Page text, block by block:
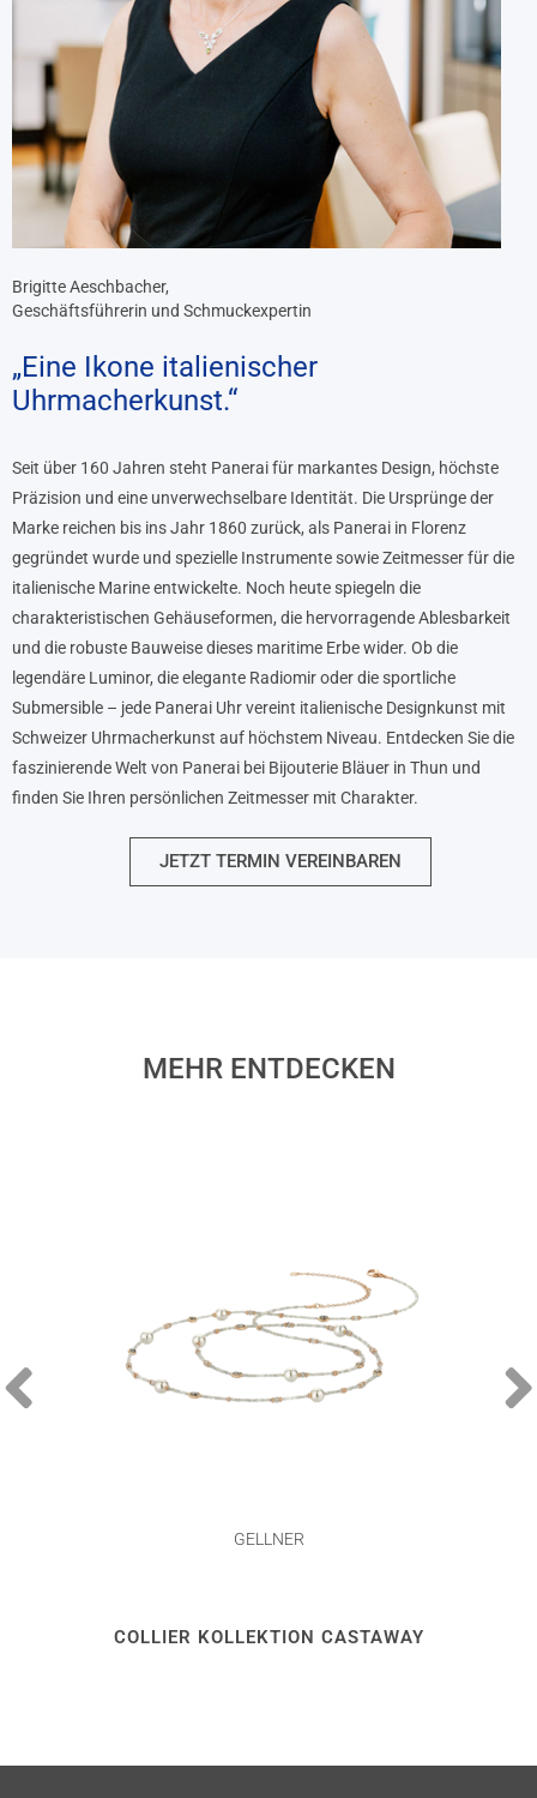
Brigitte Aeschbacher,
Geschäftsführerin und Schmuckexpertin
„Eine Ikone italienischer
Uhrmacherkunst.“
Seit über 160 Jahren steht Panerai für markantes Design, höchste
Präzision und eine unverwechselbare Identität. Die Ursprünge der
Marke reichen bis ins Jahr 1860 zurück, als Panerai in Florenz
gegründet wurde und spezielle Instrumente sowie Zeitmesser für die
italienische Marine entwickelte. Noch heute spiegeln die
charakteristischen Gehäuseformen, die hervorragende Ablesbarkeit
und die robuste Bauweise dieses maritime Erbe wider. Ob die
legendäre Luminor, die elegante Radiomir oder die sportliche
Submersible – jede Panerai Uhr vereint italienische Designkunst mit
Schweizer Uhrmacherkunst auf höchstem Niveau. Entdecken Sie die
faszinierende Welt von Panerai bei Bijouterie Bläuer in Thun und
finden Sie Ihren persönlichen Zeitmesser mit Charakter.
JETZT TERMIN VEREINBAREN
MEHR ENTDECKEN
GELLNER
COLLIER KOLLEKTION CASTAWAY